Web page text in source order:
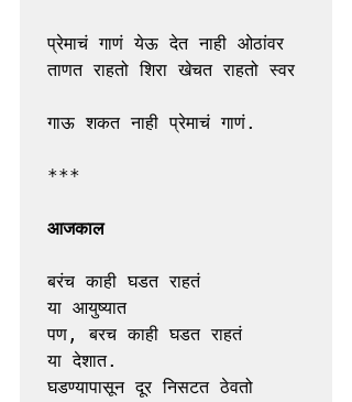
प्रेमाचं गाणं येऊ देत नाही ओठांवर
ताणत राहतो शिरा खेचत राहतो स्वर
गाऊ शकत नाही प्रेमाचं गाणं.
***
आजकाल
बरंच काही घडत राहतं
या आयुष्यात
पण, बरच काही घडत राहतं
या देशात.
घडण्यापासून दूर निसटत ठेवतो